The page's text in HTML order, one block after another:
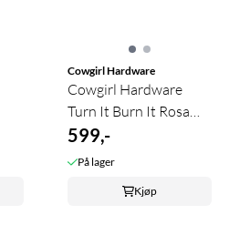
Cowgirl Hardware
Cowgirl Hardware
Turn It Burn It Rosa
Hettegenser ...
599,-
På lager
Kjøp